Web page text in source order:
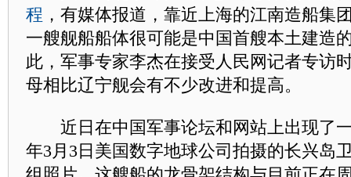
程 ，有媒体报道，靠近上海的江南造船集
一艘舰船船体很可能是中国首艘本土建造
此，军事专家李杰在接受人民网记者专访
母相比辽宁舰会有不少改进和提高。
近日在中国军事论坛和网站上出现了一
年3月3日美国数字地球公司拍摄的长兴岛